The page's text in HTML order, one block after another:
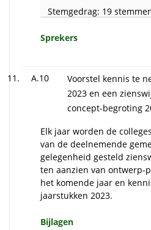
Stemgedrag: 19
Sprekers
A.10
Voorstel kennis te
2023 en een
concept-begroting
Elk jaar worden de
van de deelnemende
gelegenheid gesteld
ten aanzien van ontwerp-
het komende jaar en
jaarstukken 2023.
Bijlagen